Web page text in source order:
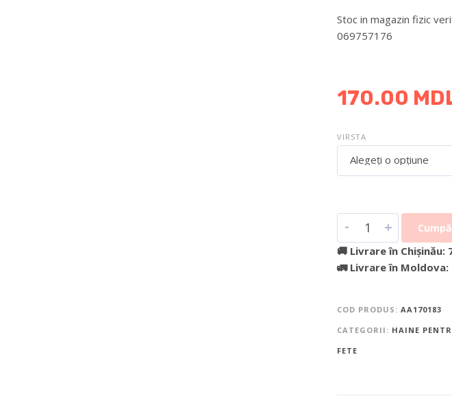
Stoc in magazin fizic
069757176
170.00
VIRSTA
Alegeți o opțiune
- +
🚚 Livrare în Chișinău:
🚛 Livrare în Moldova:
COD PRODUS: AA170183
CATEGORII: HAINE
FETE